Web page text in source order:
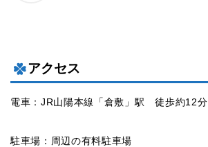
アクセス
電車：JR山陽本線「倉敷」駅 徒歩約12分
駐車場：周辺の有料駐車場